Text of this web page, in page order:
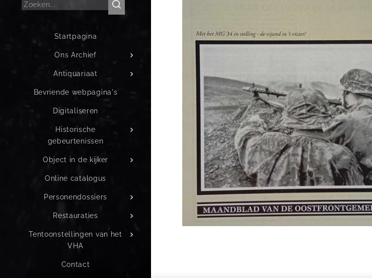
Startpagina
Ons Archief
Antiquariaat
Bevriende webpagina's
Digitaliseren
Historische
gebeurtenissen
Object in de kijker
Online catalogus
Personendossiers
Restauraties
Tentoonstellingen van het
VHA
Contact